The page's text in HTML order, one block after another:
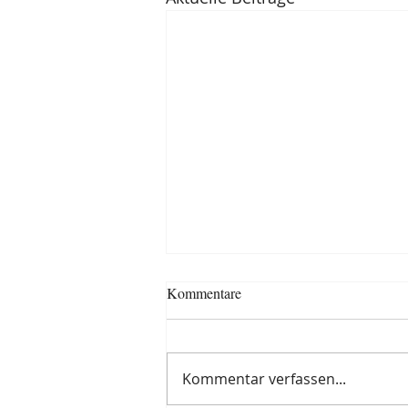
Baked Pumpkin Oats
Kommentare
Kommentar verfassen...